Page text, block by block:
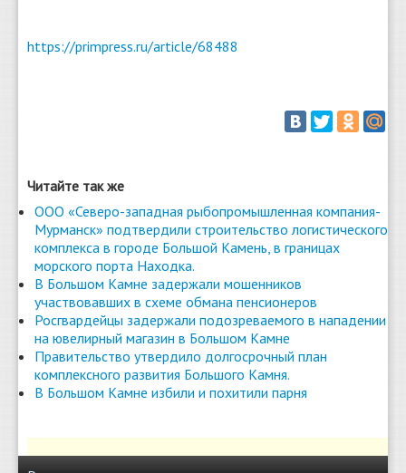
https://primpress.ru/article/68488
Читайте так же
ООО «Северо-западная рыбопромышленная компания-
Мурманск» подтвердили строительство логистического
комплекса в городе Большой Камень, в границах
морского порта Находка.
В Большом Камне задержали мошенников
участвовавших в схеме обмана пенсионеров
Росгвардейцы задержали подозреваемого в нападении
на ювелирный магазин в Большом Камне
Правительство утвердило долгосрочный план
комплексного развития Большого Камня.
В Большом Камне избили и похитили парня